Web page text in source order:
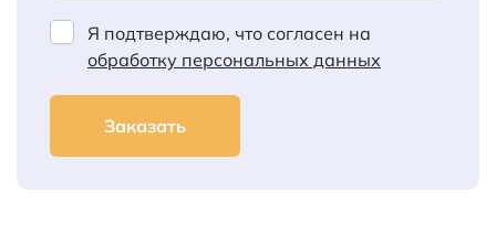
Я подтверждаю, что согласен на
обработку персональных данных
Заказать